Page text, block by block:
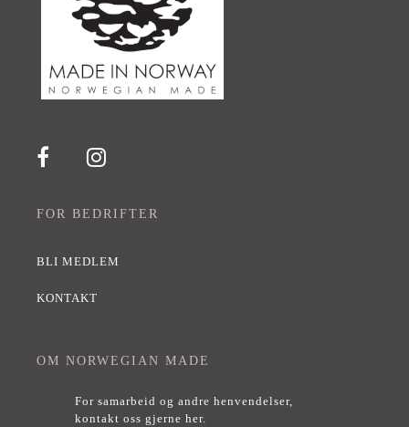
FOR BEDRIFTER
BLI MEDLEM
KONTAKT
OM NORWEGIAN MADE
For samarbeid og andre henvendelser,
kontakt oss gjerne her.